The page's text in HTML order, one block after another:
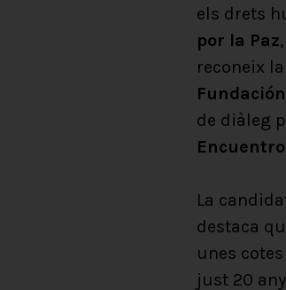
els drets
por la Paz
reconeix la
de diàleg
La
destaca
unes
just 20